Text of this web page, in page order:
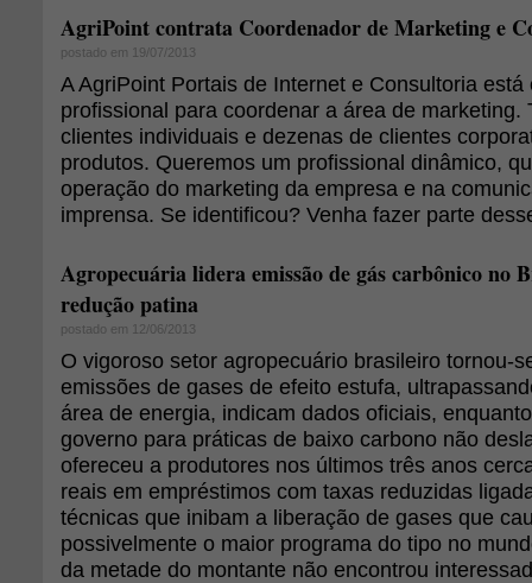
AgriPoint contrata Coordenador de Marketing e
postado em 19/07/2013
A AgriPoint Portais de Internet e Consultoria está
profissional para coordenar a área de marketing.
clientes individuais e dezenas de clientes
produtos. Queremos um profissional dinâmico,
operação do marketing da empresa e na
imprensa. Se identificou? Venha fazer parte
Agropecuária lidera emissão de gás carbônico no
redução patina
postado em 12/06/2013
O vigoroso setor agropecuário brasileiro tornou-
emissões de gases de efeito estufa,
área de energia, indicam dados oficiais,
governo para práticas de baixo carbono não
ofereceu a produtores nos últimos três anos
reais em empréstimos com taxas reduzidas
técnicas que inibam a liberação de gases que
possivelmente o maior programa do tipo no
da metade do montante não encontrou